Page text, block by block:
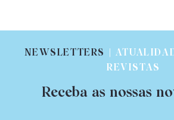
NEWSLETTERS
|
REVISTAS
Receba as nossas